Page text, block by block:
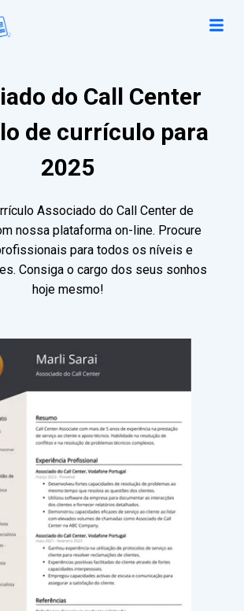
do Call Center
de currículo para
2025
Associado do Call Center de
nossa plataforma on-line. Procure
para todos os níveis e
Consiga o cargo dos seus sonhos
hoje mesmo!